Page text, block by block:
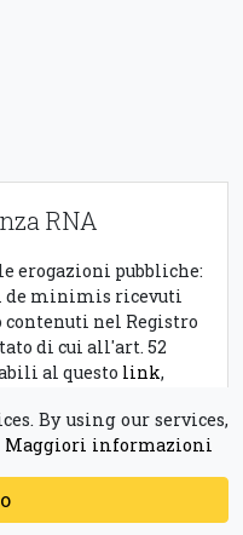
RNA
erogazioni pubbliche:
de minimis ricevuti
nel Registro
di cui all'art. 52
al questo link,
P. Iva
creattica
By using our services,
Maggiori informazioni